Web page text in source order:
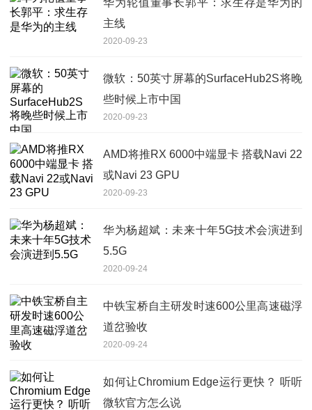
华为轮值董事长郭平：求生存是华为的
主线
2020-09-23
微软：50英寸屏幕的SurfaceHub2S将晚
些时候上市中国
2020-09-23
AMD将推RX 6000中端显卡 搭载Navi 22
或Navi 23 GPU
2020-09-23
华为杨超斌：未来十年5G技术会演进到
5.5G
2020-09-24
中铁宝桥自主研发时速600公里高速磁浮
道岔验收
2020-09-24
如何让Chromium Edge运行更快？ 听听
微软官方怎么说